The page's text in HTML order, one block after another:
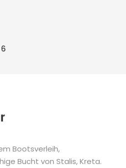
Bootsverleih,
Bucht von Stalis, Kreta.